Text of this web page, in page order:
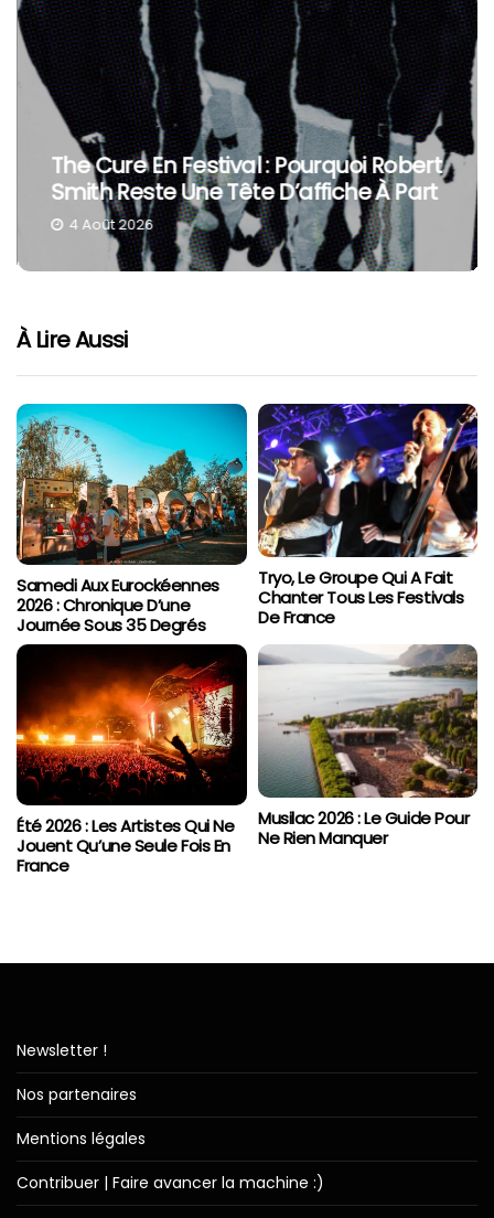
The Cure En Festival : Pourquoi Robert
Smith Reste Une Tête D’affiche À Part
4 Août 2026
À Lire Aussi
Samedi Aux Eurockéennes
2026 : Chronique D’une
Journée Sous 35 Degrés
Tryo, Le Groupe Qui A Fait
Chanter Tous Les Festivals
De France
Été 2026 : Les Artistes Qui Ne
Jouent Qu’une Seule Fois En
France
Musilac 2026 : Le Guide Pour
Ne Rien Manquer
Newsletter !
Nos partenaires
Mentions légales
Contribuer | Faire avancer la machine :)